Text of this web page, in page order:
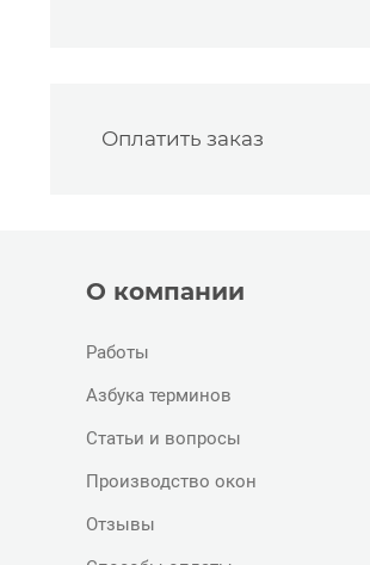
Оплатить заказ
О компании
Работы
Азбука терминов
Статьи и вопросы
Производство окон
Отзывы